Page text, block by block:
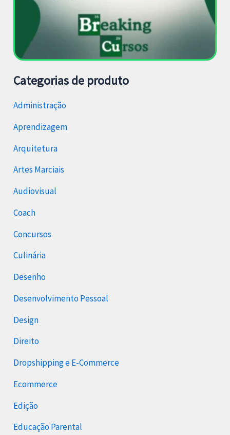
Categorias de produto
Administração
Aprendizagem
Arquitetura
Artes Marciais
Audiovisual
Coach
Concursos
Culinária
Desenho
Desenvolvimento Pessoal
Design
Direito
Dropshipping e E-Commerce
Ecommerce
Edição
Educação Parental